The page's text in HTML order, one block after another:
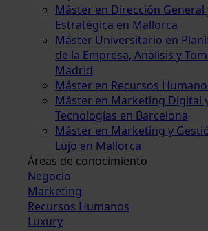
Máster en Dirección General
Estratégica en Mallorca
Máster Universitario en
de la Empresa, Análisis y
Madrid
Máster en Recursos
Máster en Marketing Digital
Tecnologías en Barcelona
Máster en Marketing y
Lujo en Mallorca
Áreas de conocimiento
Negocio
Marketing
Recursos Humanos
Luxury